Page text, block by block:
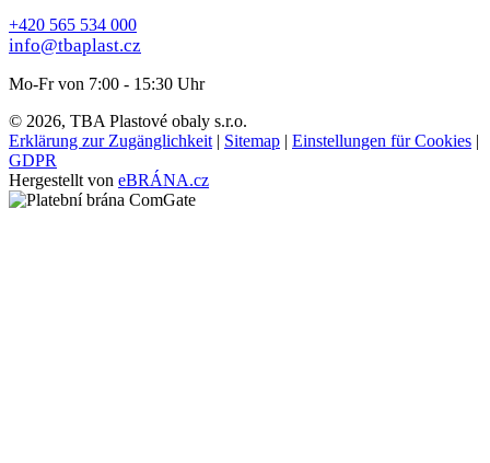
+420 565 534 000
info@tbaplast.cz
Mo-Fr von 7:00 - 15:30 Uhr
© 2026, TBA Plastové obaly s.r.o.
Erklärung zur Zugänglichkeit | Sitemap | Einstellungen für Cookies |
GDPR
Hergestellt von eBRÁNA.cz